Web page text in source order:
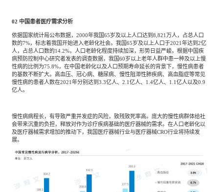
02 中国患者医疗需求分析
依据国家统计局公布数据，2000年我国65岁及以上人口达到8,821万人，占总人口
数的7%，标志着我国开始进入老龄化社会。我国65岁及以上人口于2021年达到2亿
人，占总人口数的14.2%，人口老龄化程度持续加深，形势日益严峻。根据中国疾
病预防控制中心研究者发表的调查数据，我国60岁以上老年人群中患一种及以上慢
性病的比例为75.8%，在中国老龄化以及人口预期寿命延长的背景下，慢性病患者
的基数不断扩大。高血压、冠心病、糖尿病、慢性阻滞性肺疾病、高血脂症等常见
慢性病的患者人数在2021年分别达到3.3亿人、2.1亿人、1.4亿人、1.1亿人以及0.9
亿人。
慢性病病程长，有导致严重并发症的风险，致残致死率高。庞大的慢性病群体给社
会带来沉重的负担，释放对作为诊疗疾病基础的医疗器械的需求。在人口老龄化以
及医疗器械需求增加的推动下，我国医疗器械行业与医疗器械CRO行业将持续发
展。